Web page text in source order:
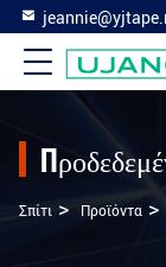
Σπίτι > Προϊόντα >